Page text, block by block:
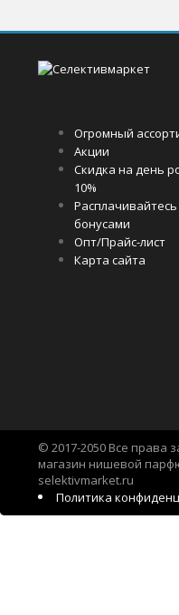
Огромный
Акции
Скидка на день
10%
Расплачивайтесь
бонусами
Опт/Прайс-лист
Карта сайта
© 2017-2050 Все права
магазин нишевой
selektivmarket.ru
Политика